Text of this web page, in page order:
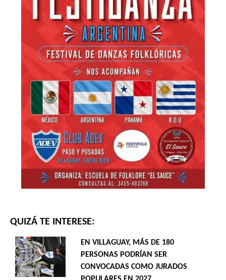
QUIZÁ TE INTERESE:
EN VILLAGUAY, MÁS DE 180
PERSONAS PODRÍAN SER
CONVOCADAS COMO JURADOS